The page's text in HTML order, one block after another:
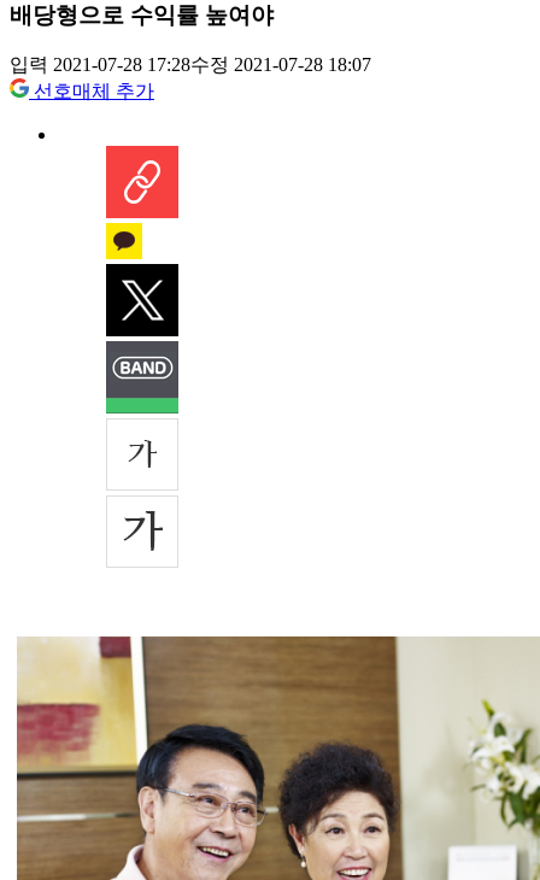
배당형으로 수익률 높여야
입력 2021-07-28 17:28수정 2021-07-28 18:07
선호매체 추가